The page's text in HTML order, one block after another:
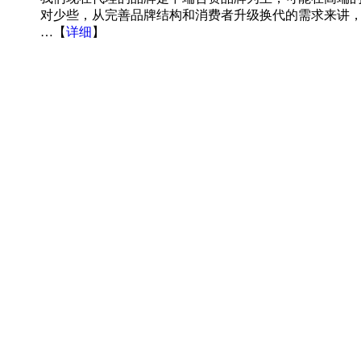
对少些，从完善品牌结构和消费者升级换代的需求来讲
…【详细 】